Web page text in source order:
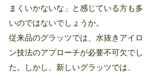
まくいかないな」と感じている方も多
いのではないでしょうか。
従来品のグラッツでは、水抜きアイロ
ン技法のアプローチが必要不可欠でし
た。しかし、新しいグラッツでは、